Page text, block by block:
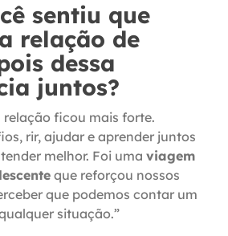
sentiu que
relação de
dessa
juntos?
relação ficou mais forte.
rir, ajudar e aprender juntos
melhor. Foi uma viagem
que reforçou nossos
que podemos contar um
situação.”